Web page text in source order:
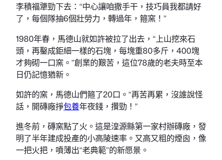
李積福犟勁下去：“中心讓咱撒手干，技巧員我都請好
了，每個隊抽6個壯勞力，轉過年，箍窯！”
1980年春，馬德山就如許被拉了出去，“上山挖來石
頭，再鑿成鉅細一樣的石塊，每塊重80多斤，400塊
才夠砌一口窯。”創業的艱苦，這位78歲的老夫時至本
日仍記憶猶新。
如許的窯，馬德山們箍了20口。“再苦再累，沒誰說怪
話，開磚廠掙包養年夜錢，攢勁！”
進冬前，磚窯點了火。這是湟源縣第一家村辦磚廠，發
明了半年建成投產的小高陵速率。又高又粗的煙囪，像
一把火把，噴薄出“老典範”的新愿景。